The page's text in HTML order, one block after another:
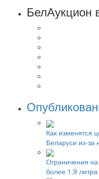
БелАукцион
Как изменятся
Беларуси из-за
Ограничения
более 1,9